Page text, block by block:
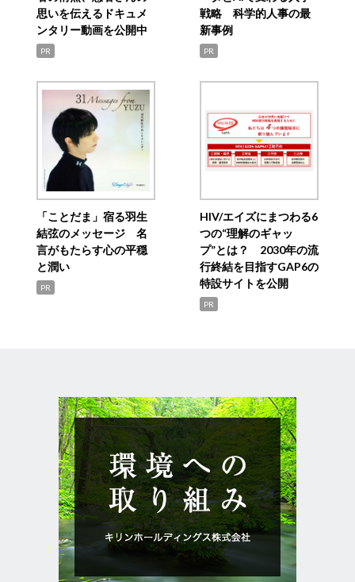
思いを伝えるドキュメ
ンタリー動画を公開中
PR
戦略 科学的人事の最
新事例
PR
「ことだま」宿る羽生
結弦のメッセージ 名
言がもたらす心の平穏
と潤い
PR
HIV/エイズにまつわる6
つの“理解のギャッ
プ”とは？ 2030年の流
行終結を目指すGAP6の
特設サイトを公開
PR